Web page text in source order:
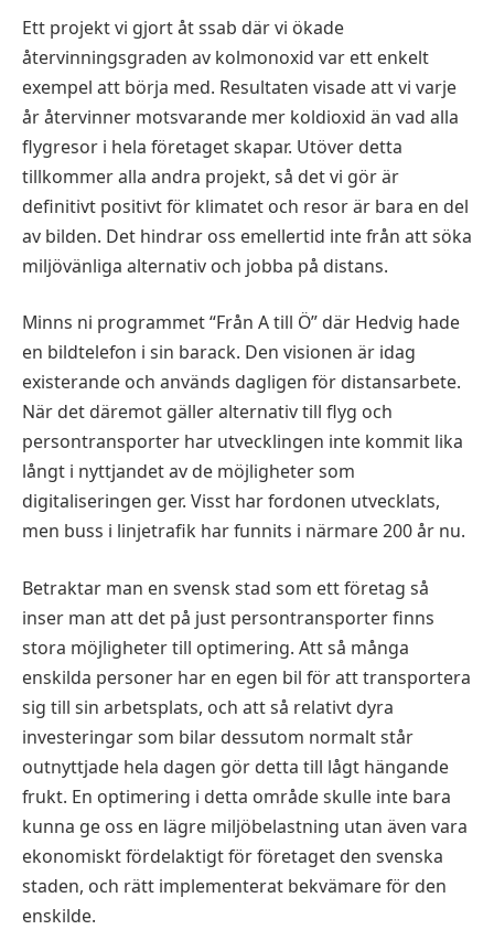
Ett projekt vi gjort åt ssab där vi ökade
återvinningsgraden av kolmonoxid var ett enkelt
exempel att börja med. Resultaten visade att vi varje
år återvinner motsvarande mer koldioxid än vad alla
flygresor i hela företaget skapar. Utöver detta
tillkommer alla andra projekt, så det vi gör är
definitivt positivt för klimatet och resor är bara en del
av bilden. Det hindrar oss emellertid inte från att söka
miljövänliga alternativ och jobba på distans.
Minns ni programmet “Från A till Ö” där Hedvig hade
en bildtelefon i sin barack. Den visionen är idag
existerande och används dagligen för distansarbete.
När det däremot gäller alternativ till flyg och
persontransporter har utvecklingen inte kommit lika
långt i nyttjandet av de möjligheter som
digitaliseringen ger. Visst har fordonen utvecklats,
men buss i linjetrafik har funnits i närmare 200 år nu.
Betraktar man en svensk stad som ett företag så
inser man att det på just persontransporter finns
stora möjligheter till optimering. Att så många
enskilda personer har en egen bil för att transportera
sig till sin arbetsplats, och att så relativt dyra
investeringar som bilar dessutom normalt står
outnyttjade hela dagen gör detta till lågt hängande
frukt. En optimering i detta område skulle inte bara
kunna ge oss en lägre miljöbelastning utan även vara
ekonomiskt fördelaktigt för företaget den svenska
staden, och rätt implementerat bekvämare för den
enskilde.